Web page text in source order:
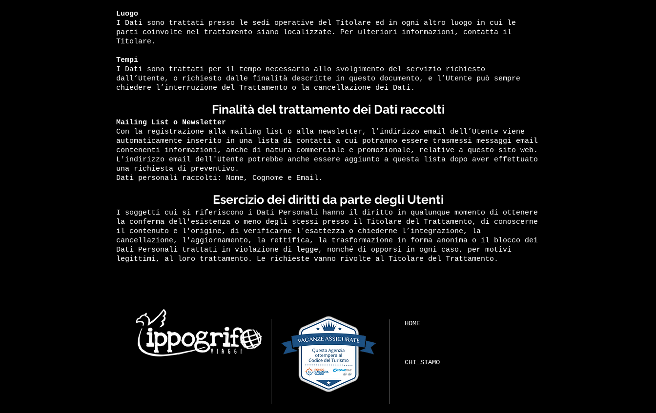
Luogo
I Dati sono trattati presso le sedi operative del Titolare ed in ogni altro luogo in cui le
parti coinvolte nel trattamento siano localizzate. Per ulteriori informazioni, contatta il
Titolare.
Tempi
I Dati sono trattati per il tempo necessario allo svolgimento del servizio richiesto
dall’Utente, o richiesto dalle finalità descritte in questo documento, e l’Utente può sempre
chiedere l’interruzione del Trattamento o la cancellazione dei Dati.
Finalità del trattamento dei Dati raccolti
Mailing List o Newsletter
Con la registrazione alla mailing list o alla newsletter, l’indirizzo email dell’Utente viene
automaticamente inserito in una lista di contatti a cui potranno essere trasmessi messaggi email
contenenti informazioni, anche di natura commerciale e promozionale, relative a questo sito web.
L'indirizzo email dell'Utente potrebbe anche essere aggiunto a questa lista dopo aver effettuato
una richiesta di preventivo.
Dati personali raccolti: Nome, Cognome e Email.
Esercizio dei diritti da parte degli Utenti
I soggetti cui si riferiscono i Dati Personali hanno il diritto in qualunque momento di ottenere
la conferma dell'esistenza o meno degli stessi presso il Titolare del Trattamento, di conoscerne
il contenuto e l'origine, di verificarne l'esattezza o chiederne l’integrazione, la
cancellazione, l'aggiornamento, la rettifica, la trasformazione in forma anonima o il blocco dei
Dati Personali trattati in violazione di legge, nonché di opporsi in ogni caso, per motivi
legittimi, al loro trattamento. Le richieste vanno rivolte al Titolare del Trattamento.
HOME
CHI SIAMO